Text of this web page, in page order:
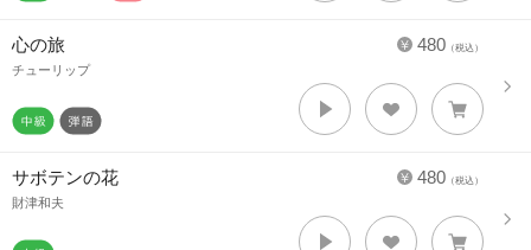
480 （税込）
心の旅
チューリップ
480 （税込）
サボテンの花
財津和夫